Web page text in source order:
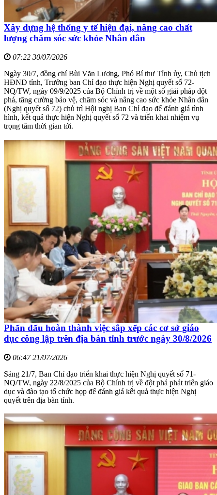
Xây dựng hệ thống y tế hiện đại, nâng cao chất
lượng chăm sóc sức khỏe Nhân dân
07:22 30/07/2026
Ngày 30/7, đồng chí Bùi Văn Lương, Phó Bí thư Tỉnh ủy, Chủ tịch
HĐND tỉnh, Trưởng ban Chỉ đạo thực hiện Nghị quyết số 72-
NQ/TW, ngày 09/9/2025 của Bộ Chính trị về một số giải pháp đột
phá, tăng cường bảo vệ, chăm sóc và nâng cao sức khỏe Nhân dân
(Nghị quyết số 72) chủ trì Hội nghị Ban Chỉ đạo để đánh giá tình
hình, kết quả thực hiện Nghị quyết số 72 và triển khai nhiệm vụ
trọng tâm thời gian tới.
Phấn đấu hoàn thành việc sắp xếp các cơ sở giáo
dục công lập trên địa bàn tỉnh trước ngày 30/8/2026
06:47 21/07/2026
Sáng 21/7, Ban Chỉ đạo triển khai thực hiện Nghị quyết số 71-
NQ/TW, ngày 22/8/2025 của Bộ Chính trị về đột phá phát triển giáo
dục và đào tạo tổ chức họp để đánh giá kết quả thực hiện Nghị
quyết trên địa bàn tỉnh.